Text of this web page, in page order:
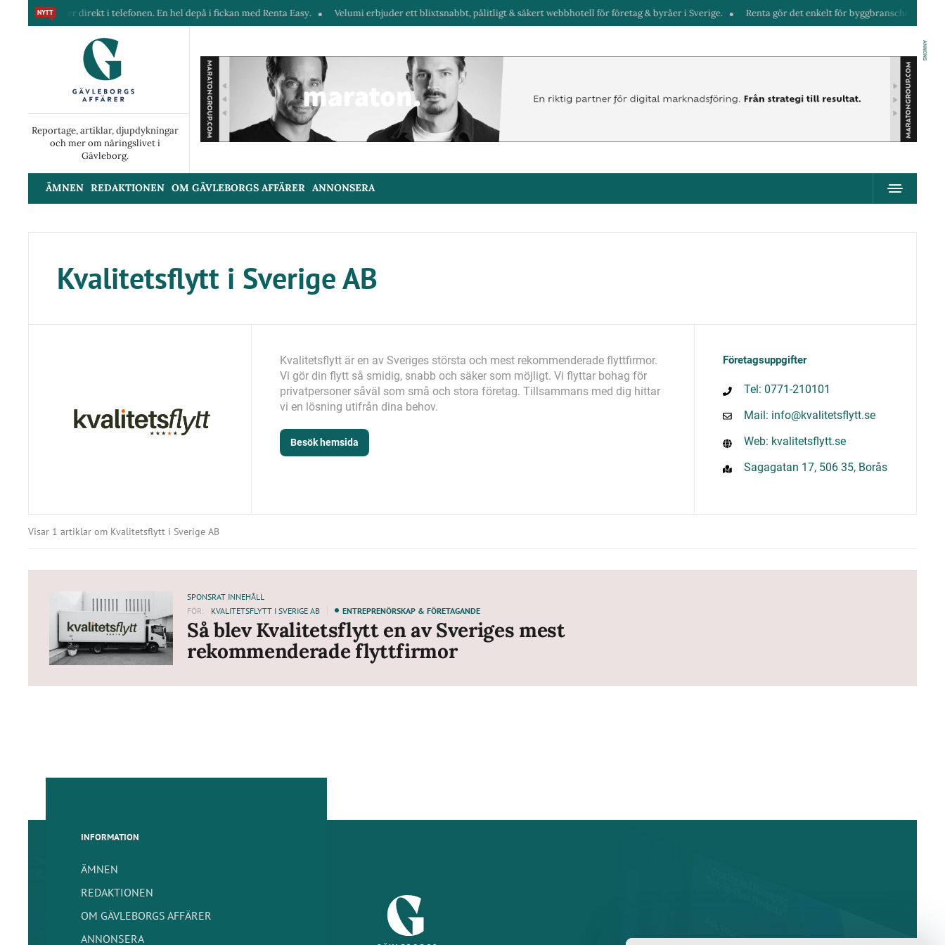
maskiner direkt i telefonen. En hel depå i fickan med Renta Easy. Velumi erbjuder ett blixtsnabbt, pålitligt & säkert webbhotell för företag & byråer i Sverige. Renta gör det enkelt för byggbranschen att hyra
Reportage, artiklar, djupdykningar
och mer om näringslivet i
Gävleborg.
ANNONS
ÄMNEN REDAKTIONEN OM GÄVLEBORGS AFFÄRER ANNONSERA
Kvalitetsflytt i Sverige AB
Kvalitetsflytt är en av Sveriges största och mest rekommenderade flyttfirmor.
Vi gör din flytt så smidig, snabb och säker som möjligt. Vi flyttar bohag för
privatpersoner såväl som små och stora företag. Tillsammans med dig hittar
vi en lösning utifrån dina behov.
Besök hemsida
Företagsuppgifter
Tel: 0771-210101
Mail: info@kvalitetsflytt.se
Web: kvalitetsflytt.se
Sagagatan 17, 506 35, Borås
Visar 1 artiklar om Kvalitetsflytt i Sverige AB
SPONSRAT INNEHÅLL
FÖR:
KVALITETSFLYTT I SVERIGE AB ENTREPRENÖRSKAP & FÖRETAGANDE
Så blev Kvalitetsflytt en av Sveriges mest
rekommenderade flyttfirmor
INFORMATION
ÄMNEN
REDAKTIONEN
OM GÄVLEBORGS AFFÄRER
ANNONSERA